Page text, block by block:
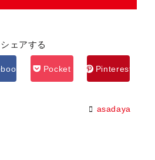
シェアする
Pocket Pinterest
asadaya